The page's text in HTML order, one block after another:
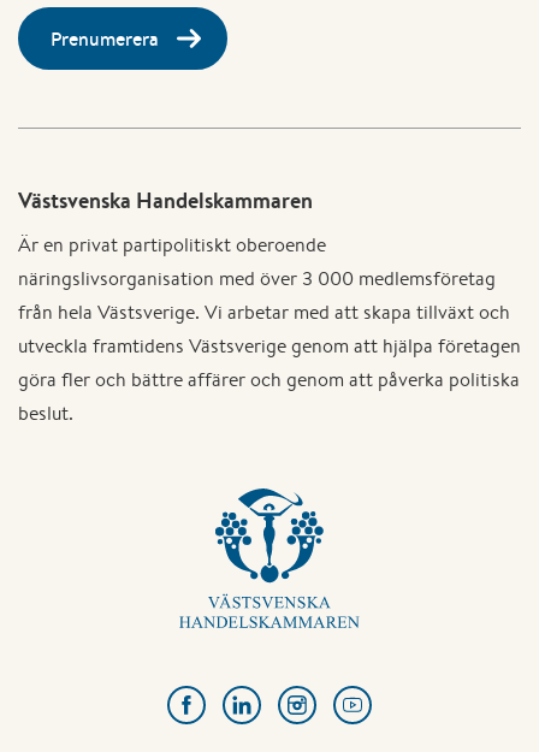
Prenumerera
Västsvenska Handelskammaren
Är en privat partipolitiskt oberoende
näringslivsorganisation med över 3 000 medlemsföretag
från hela Västsverige. Vi arbetar med att skapa tillväxt och
utveckla framtidens Västsverige genom att hjälpa företagen
göra fler och bättre affärer och genom att påverka politiska
beslut.